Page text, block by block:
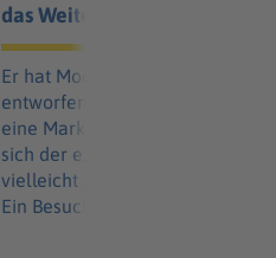
das Weite
Er hat Mode gemacht, Schmuck
entworfen und aus seinem
eine Marke geschaffen. Nun
sich der extravagante Designer
vielleicht größten Luxus:
Ein Besuch.